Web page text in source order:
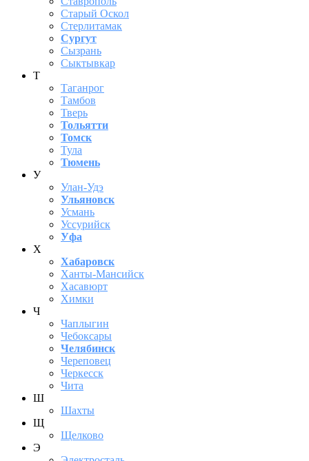
Старый Оскол
Стерлитамак
Сургут
Сызрань
Сыктывкар
Т
Таганрог
Тамбов
Тверь
Тольятти
Томск
Тула
Тюмень
У
Улан-Удэ
Ульяновск
Усмань
Уссурийск
Уфа
Х
Хабаровск
Ханты-Мансийск
Хасавюрт
Химки
Ч
Чаплыгин
Чебоксары
Челябинск
Череповец
Черкесск
Чита
Ш
Шахты
Щ
Щелково
Э